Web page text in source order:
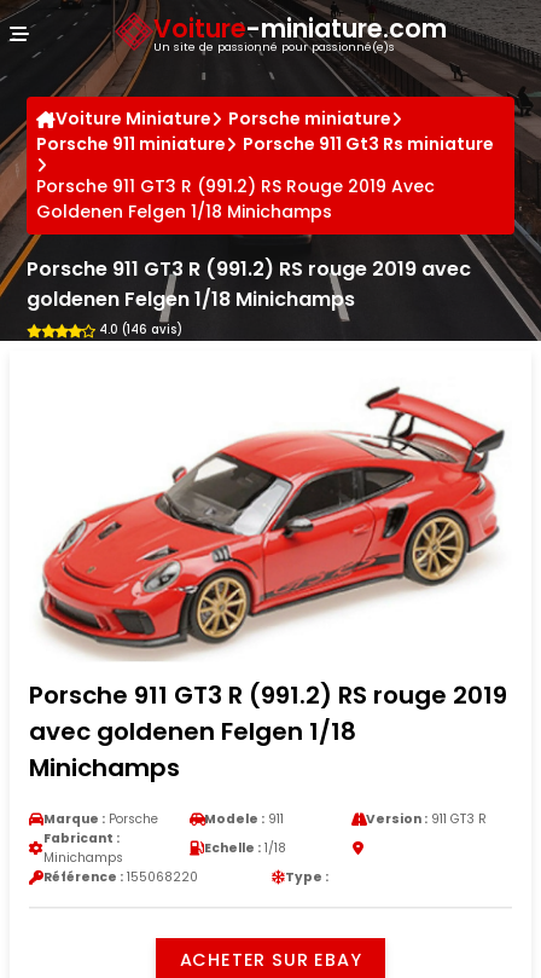
Voiture-miniature.com
Un site de passionné pour passionné(e)s
Voiture Miniature
Porsche miniature
Porsche 911 miniature
Porsche 911 Gt3 Rs miniature
Porsche 911 GT3 R (991.2) RS Rouge 2019 Avec
Goldenen Felgen 1/18 Minichamps
Porsche 911 GT3 R (991.2) RS rouge 2019 avec
goldenen Felgen 1/18 Minichamps
4.0 (146 avis)
Porsche 911 GT3 R (991.2) RS rouge 2019
avec goldenen Felgen 1/18
Minichamps
Marque : Porsche Modele : 911 Version :911 GT3 R
Fabricant :
Minichamps
Echelle : 1/18
Référence : 155068220 Type :
ACHETER SUR EBAY
Panneau de gestion des cookies